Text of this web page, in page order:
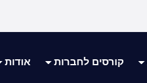
קורסים לחברות אודות